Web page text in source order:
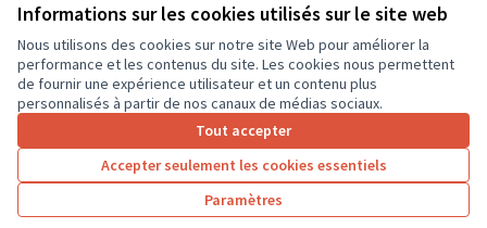
Informations sur les cookies utilisés sur le site web
Nous utilisons des cookies sur notre site Web pour améliorer la
performance et les contenus du site. Les cookies nous permettent
de fournir une expérience utilisateur et un contenu plus
personnalisés à partir de nos canaux de médias sociaux.
Tout accepter
Accepter seulement les cookies essentiels
Paramètres
9 000 €
Résultats par page : 25
2 3 4 …